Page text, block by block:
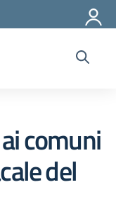
comuni
del